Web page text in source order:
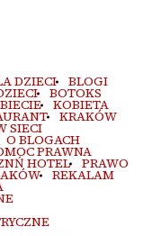
DZIECI BLOGI
BOTOKS
KOBIETA
KRAKÓW
SIECI
O BLOGACH
PRAWNA
HOTEL PRAWO
REKALAM